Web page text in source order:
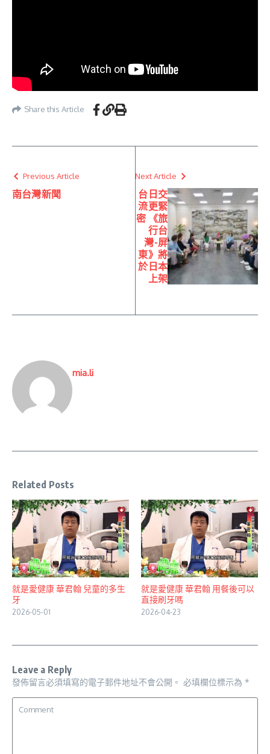
Share this Article
Previous Article
南台灣新聞
Next Article
台日交
流更緊
密 《旅
行台
灣-屏
東》將
於日本
上架
mia.li
Related Posts
就是愛健康 華君翰 兒童的多生
牙
2026-05-01
就是愛健康 華君翰 用餐後可以
直接刷牙嗎
2026-04-23
Leave a Reply
發佈留言必須填寫的電子郵件地址不會公開。 必填欄位標示為 *